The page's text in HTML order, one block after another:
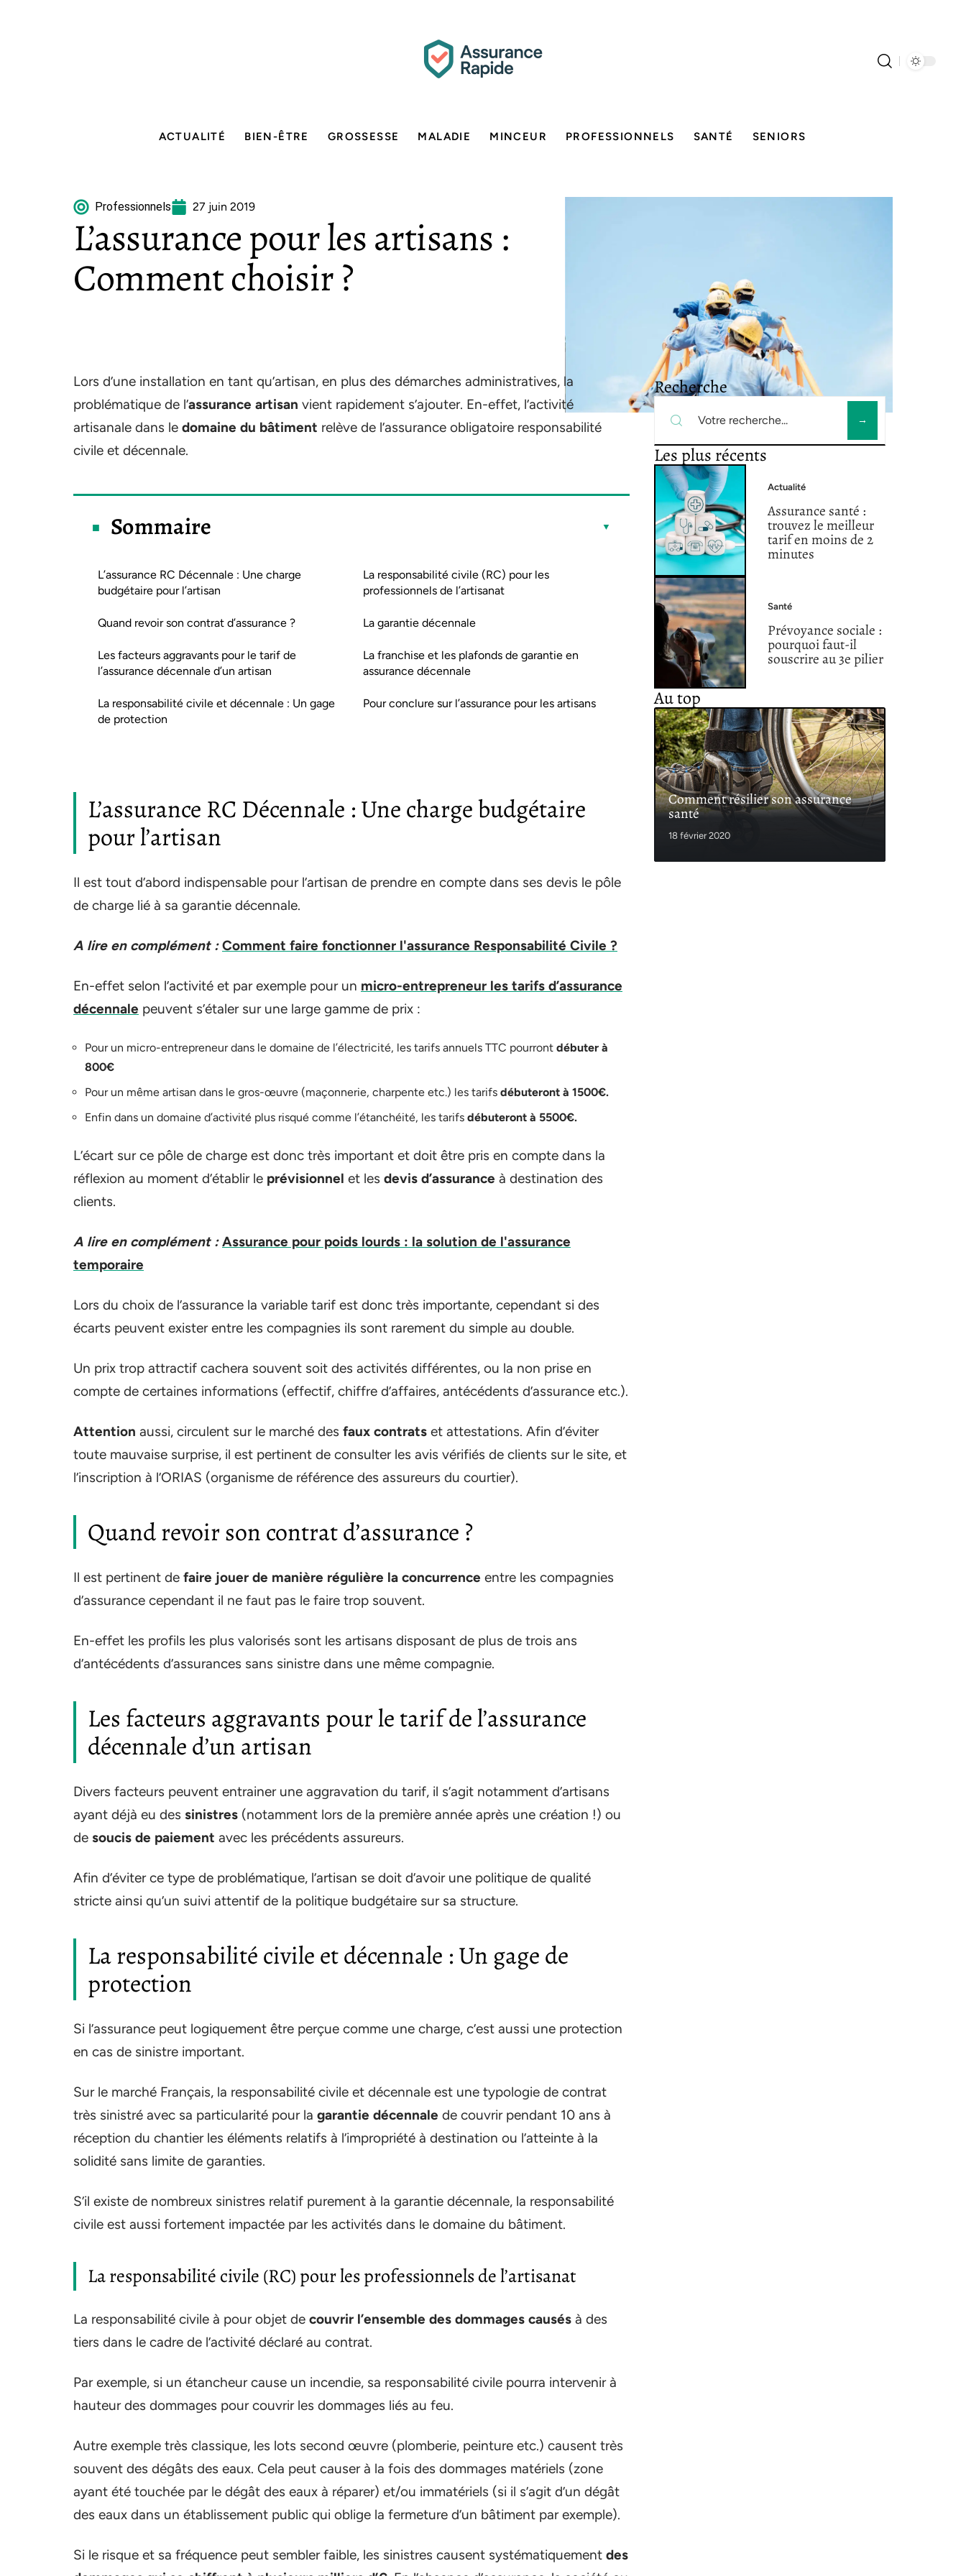
ACTUALITÉ BIEN-ÊTRE GROSSESSE MALADIE MINCEUR PROFESSIONNELS SANTÉ SENIORS
Professionnels 27 juin 2019
L’assurance pour les artisans :
Comment choisir ?
Lors d’une installation en tant qu’artisan, en plus des démarches administratives, la
problématique de l’assurance artisan vient rapidement s’ajouter. En-effet, l’activité
artisanale dans le domaine du bâtiment relève de l’assurance obligatoire responsabilité
civile et décennale.
Sommaire
L’assurance RC Décennale : Une charge
budgétaire pour l’artisan
Quand revoir son contrat d’assurance ?
Les facteurs aggravants pour le tarif de
l’assurance décennale d’un artisan
La responsabilité civile et décennale : Un gage
de protection
La responsabilité civile (RC) pour les
professionnels de l’artisanat
La garantie décennale
La franchise et les plafonds de garantie en
assurance décennale
Pour conclure sur l’assurance pour les artisans
L’assurance RC Décennale : Une charge budgétaire
pour l’artisan
Il est tout d’abord indispensable pour l’artisan de prendre en compte dans ses devis le pôle
de charge lié à sa garantie décennale.
A lire en complément : Comment faire fonctionner l'assurance Responsabilité Civile ?
En-effet selon l’activité et par exemple pour un micro-entrepreneur les tarifs d’assurance
décennale peuvent s’étaler sur une large gamme de prix :
Pour un micro-entrepreneur dans le domaine de l’électricité, les tarifs annuels TTC pourront débuter à
800€
Pour un même artisan dans le gros-œuvre (maçonnerie, charpente etc.) les tarifs débuteront à 1500€.
Enfin dans un domaine d’activité plus risqué comme l’étanchéité, les tarifs débuteront à 5500€.
L’écart sur ce pôle de charge est donc très important et doit être pris en compte dans la
réflexion au moment d’établir le prévisionnel et les devis d’assurance à destination des
clients.
A lire en complément : Assurance pour poids lourds : la solution de l'assurance
temporaire
Lors du choix de l’assurance la variable tarif est donc très importante, cependant si des
écarts peuvent exister entre les compagnies ils sont rarement du simple au double.
Un prix trop attractif cachera souvent soit des activités différentes, ou la non prise en
compte de certaines informations (effectif, chiffre d’affaires, antécédents d’assurance etc.).
Attention aussi, circulent sur le marché des faux contrats et attestations. Afin d’éviter
toute mauvaise surprise, il est pertinent de consulter les avis vérifiés de clients sur le site, et
l’inscription à l’ORIAS (organisme de référence des assureurs du courtier).
Quand revoir son contrat d’assurance ?
Il est pertinent de faire jouer de manière régulière la concurrence entre les compagnies
d’assurance cependant il ne faut pas le faire trop souvent.
En-effet les profils les plus valorisés sont les artisans disposant de plus de trois ans
d’antécédents d’assurances sans sinistre dans une même compagnie.
Les facteurs aggravants pour le tarif de l’assurance
décennale d’un artisan
Divers facteurs peuvent entrainer une aggravation du tarif, il s’agit notamment d’artisans
ayant déjà eu des sinistres (notamment lors de la première année après une création !) ou
de soucis de paiement avec les précédents assureurs.
Afin d’éviter ce type de problématique, l’artisan se doit d’avoir une politique de qualité
stricte ainsi qu’un suivi attentif de la politique budgétaire sur sa structure.
La responsabilité civile et décennale : Un gage de
protection
Si l’assurance peut logiquement être perçue comme une charge, c’est aussi une protection
en cas de sinistre important.
Sur le marché Français, la responsabilité civile et décennale est une typologie de contrat
très sinistré avec sa particularité pour la garantie décennale de couvrir pendant 10 ans à
réception du chantier les éléments relatifs à l’impropriété à destination ou l’atteinte à la
solidité sans limite de garanties.
S’il existe de nombreux sinistres relatif purement à la garantie décennale, la responsabilité
civile est aussi fortement impactée par les activités dans le domaine du bâtiment.
La responsabilité civile (RC) pour les professionnels de l’artisanat
La responsabilité civile à pour objet de couvrir l’ensemble des dommages causés à des
tiers dans le cadre de l’activité déclaré au contrat.
Par exemple, si un étancheur cause un incendie, sa responsabilité civile pourra intervenir à
hauteur des dommages pour couvrir les dommages liés au feu.
Autre exemple très classique, les lots second œuvre (plomberie, peinture etc.) causent très
souvent des dégâts des eaux. Cela peut causer à la fois des dommages matériels (zone
ayant été touchée par le dégât des eaux à réparer) et/ou immatériels (si il s’agit d’un dégât
des eaux dans un établissement public qui oblige la fermeture d’un bâtiment par exemple).
Si le risque et sa fréquence peut sembler faible, les sinistres causent systématiquement des
Recherche
Les plus récents
Actualité
Assurance santé :
trouvez le meilleur
tarif en moins de 2
minutes
Santé
Prévoyance sociale :
pourquoi faut-il
souscrire au 3e pilier
Au top
Comment résilier son assurance
santé
18 février 2020